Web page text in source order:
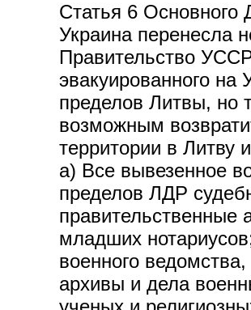
Статья 6 Основного
Украина перенесла
Правительство
эвакуированного
пределов Литвы, но
возможным
территории в Литву
а) Все вывезенное
пределов ЛДР
правительственные
младших
военного
архивы и дела